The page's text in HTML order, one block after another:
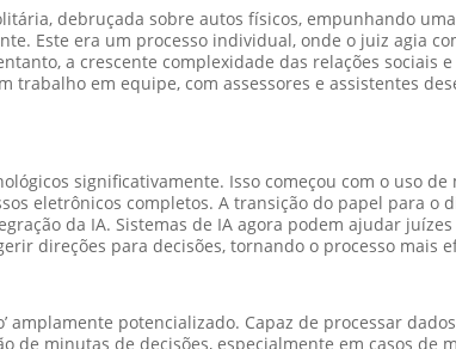
debruçada sobre autos físicos, empunhando
Este era um processo individual, onde o juiz agia
a crescente complexidade das relações sociais
trabalho em equipe, com assessores e assistentes
significativamente. Isso começou com o uso
eletrônicos completos. A transição do papel para o
da IA. Sistemas de IA agora podem ajudar
direções para decisões, tornando o processo mais
amplamente potencializado. Capaz de processar
minutas de decisões, especialmente em casos de